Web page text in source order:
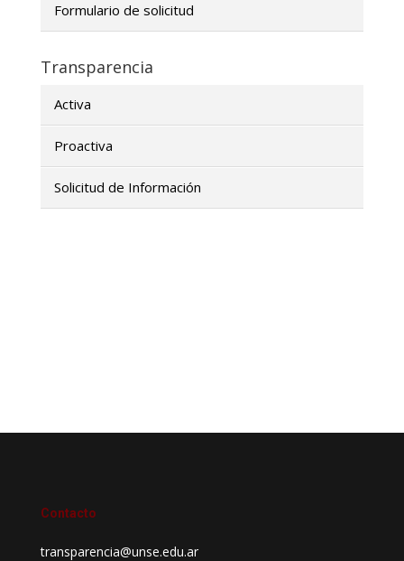
Formulario de solicitud
Transparencia
Activa
Proactiva
Solicitud de Información
Contacto
transparencia@unse.edu.ar